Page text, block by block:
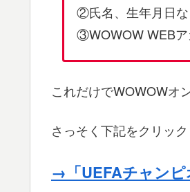
②氏名、生年月日
③WOWOW WEBア
これだけでWOWOWオ
さっそく下記をクリッ
→「UEFAチャンピ